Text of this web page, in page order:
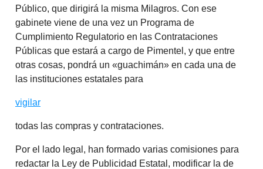
Público, que dirigirá la misma Milagros. Con ese
gabinete viene de una vez un Programa de
Cumplimiento Regulatorio en las Contrataciones
Públicas que estará a cargo de Pimentel, y que entre
otras cosas, pondrá un «guachimán» en cada una de
las instituciones estatales para
vigilar
todas las compras y contrataciones.
Por el lado legal, han formado varias comisiones para
redactar la Ley de Publicidad Estatal, modificar la de